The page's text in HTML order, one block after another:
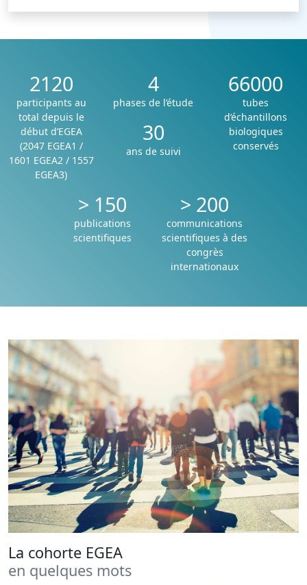
2120
participants au
total depuis le
début d’EGEA
(2047 EGEA1 /
1601 EGEA2 / 1557
EGEA3)
4
phases de l’étude
30
ans de suivi
66000
tubes
d’échantillons
biologiques
conservés
> 150
publications
scientifiques
> 200
communications
scientifiques à des
congrès
internationaux
La cohorte EGEA
en quelques mots